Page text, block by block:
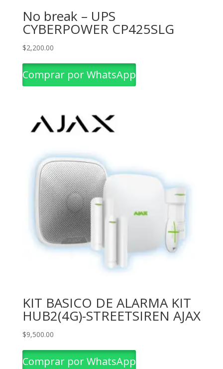
No break – UPS
CYBERPOWER CP425SLG
$2,200.00
Comprar por WhatsApp
KIT BASICO DE ALARMA KIT
HUB2(4G)-STREETSIREN AJAX
$9,500.00
Comprar por WhatsApp